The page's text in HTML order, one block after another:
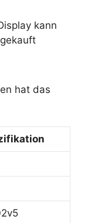
kann
hat das